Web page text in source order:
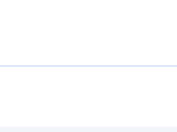
die Umwelt (LENE) und das Dekret